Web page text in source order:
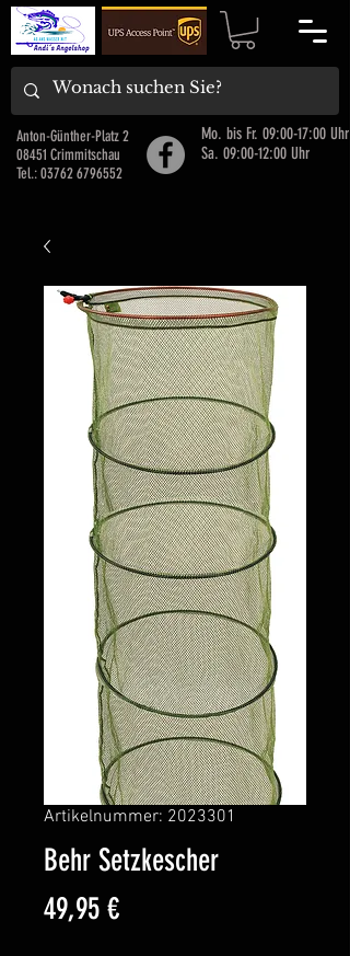
Anton-Günther-Platz 2
08451 Crimmitschau
Tel.:03762 6796552
Mo. bis Fr. 09:00-17:00 Uhr
Sa. 09:00-12:00 Uhr
Artikelnummer: 2023301
Behr Setzkescher
49,95 €Preis